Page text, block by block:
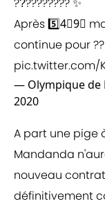
Après 5️⃣4⃣9⃣
continue pour ??
pic.twitter.com/
— Olympique de
2020
A part une pige
Mandanda
nouveau
définitivement